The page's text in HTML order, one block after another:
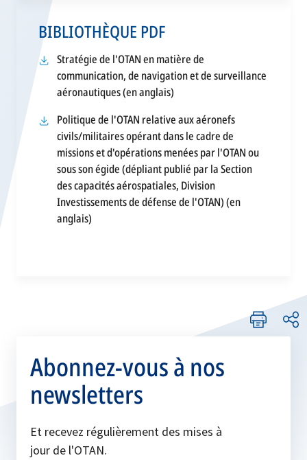
BIBLIOTHÈQUE PDF
Stratégie de l'OTAN en matière de
communication, de navigation et de surveillance
aéronautiques (en anglais)
Politique de l'OTAN relative aux aéronefs
civils/militaires opérant dans le cadre de
missions et d'opérations menées par l'OTAN ou
sous son égide (dépliant publié par la Section
des capacités aérospatiales, Division
Investissements de défense de l'OTAN) (en
anglais)
Abonnez-vous à nos
newsletters
Et recevez régulièrement des mises à
jour de l'OTAN.